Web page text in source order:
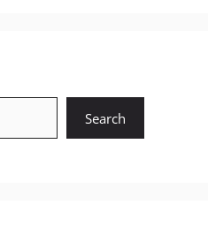
Search